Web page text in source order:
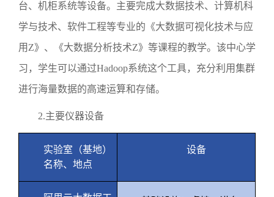
台、机柜系统等设备。主要完成大数据技术、计算机科
学与技术、软件工程等专业的《大数据可视化技术与应
用 Z》、《大数据分析技术Z》等课程的教学。该中心学
习，学生可以通过Hadoop系统这个工具，充分利用集群
进行海量数据的高速运算和存储。
2.主要仪器设备
实验室（基地）
名称、地点
设备